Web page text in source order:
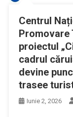
Centrul
Promovare
proiectul
cadrul
devine
trasee
Iunie 2, 2026